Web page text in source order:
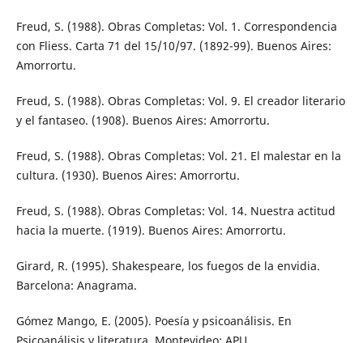
Freud, S. (1988). Obras Completas: Vol. 1. Correspondencia
con Fliess. Carta 71 del 15/10/97. (1892-99). Buenos Aires:
Amorrortu.
Freud, S. (1988). Obras Completas: Vol. 9. El creador literario
y el fantaseo. (1908). Buenos Aires: Amorrortu.
Freud, S. (1988). Obras Completas: Vol. 21. El malestar en la
cultura. (1930). Buenos Aires: Amorrortu.
Freud, S. (1988). Obras Completas: Vol. 14. Nuestra actitud
hacia la muerte. (1919). Buenos Aires: Amorrortu.
Girard, R. (1995). Shakespeare, los fuegos de la envidia.
Barcelona: Anagrama.
Gómez Mango, E. (2005). Poesía y psicoanálisis. En